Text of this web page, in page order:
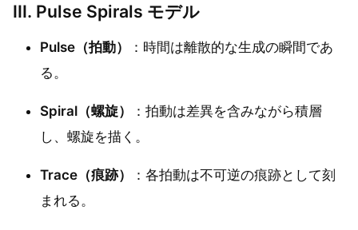
III. Pulse Spirals モデル
Pulse（拍動）
：時間は離散的な生成の瞬間であ
る。
Spiral（螺旋）
：拍動は差異を含みながら積層
し、螺旋を描く。
Trace（痕跡）
：各拍動は不可逆の痕跡として刻
まれる。